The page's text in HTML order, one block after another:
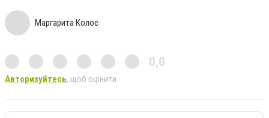
Маргарита Колос
0,0
Авторизуйтесь, щоб оцінити